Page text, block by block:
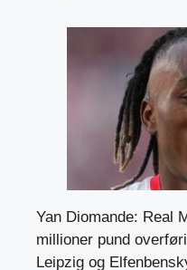
Yan Diomande: Real
millioner pund
Leipzig og